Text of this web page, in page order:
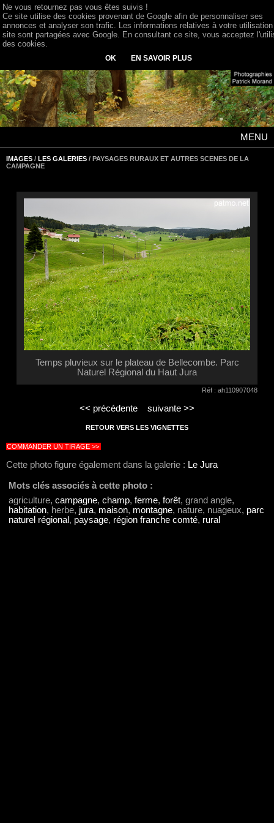
MENU
IMAGES / LES GALERIES / PAYSAGES RURAUX ET AUTRES SCENES DE LA
CAMPAGNE
Temps pluvieux sur le plateau de Bellecombe. Parc
Naturel Régional du Haut Jura
Réf : ah110907048
<< précédente suivante >>
RETOUR VERS LES VIGNETTES
COMMANDER UN TIRAGE >>
Cette photo figure également dans la galerie : Le Jura
Mots clés associés à cette photo :
agriculture, campagne, champ, ferme, forêt, grand angle,
habitation, herbe, jura, maison, montagne, nature, nuageux, parc
naturel régional, paysage, région franche comté, rural
Ne vous retournez pas vous êtes suivis !
Ce site utilise des cookies provenant de Google afin de personnaliser ses
annonces et analyser son trafic. Les informations relatives à votre
site sont partagées avec Google. En consultant ce site, vous acceptez
des cookies.
OK EN SAVOIR PLUS